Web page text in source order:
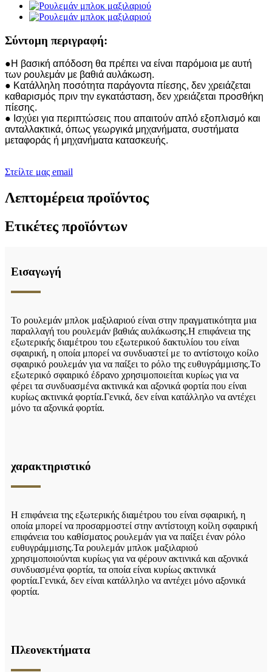
Σύντομη περιγραφή:
●Η βασική απόδοση θα πρέπει να είναι παρόμοια με αυτή
των ρουλεμάν με βαθιά αυλάκωση.
● Κατάλληλη ποσότητα παράγοντα πίεσης, δεν χρειάζεται
καθαρισμός πριν την εγκατάσταση, δεν χρειάζεται προσθήκη
πίεσης.
● Ισχύει για περιπτώσεις που απαιτούν απλό εξοπλισμό και
ανταλλακτικά, όπως γεωργικά μηχανήματα, συστήματα
μεταφοράς ή μηχανήματα κατασκευής.
Στείλτε μας email
Λεπτομέρεια προϊόντος
Ετικέτες προϊόντων
Εισαγωγή
Το ρουλεμάν μπλοκ μαξιλαριού είναι στην πραγματικότητα μια
παραλλαγή του ρουλεμάν βαθιάς αυλάκωσης.Η επιφάνεια της
εξωτερικής διαμέτρου του εξωτερικού δακτυλίου του είναι
σφαιρική, η οποία μπορεί να συνδυαστεί με το αντίστοιχο κοίλο
σφαιρικό ρουλεμάν για να παίξει το ρόλο της ευθυγράμμισης.Το
εξωτερικό σφαιρικό έδρανο χρησιμοποιείται κυρίως για να
φέρει τα συνδυασμένα ακτινικά και αξονικά φορτία που είναι
κυρίως ακτινικά φορτία.Γενικά, δεν είναι κατάλληλο να αντέχει
μόνο τα αξονικά φορτία.
χαρακτηριστικό
Η επιφάνεια της εξωτερικής διαμέτρου του είναι σφαιρική, η
οποία μπορεί να προσαρμοστεί στην αντίστοιχη κοίλη σφαιρική
επιφάνεια του καθίσματος ρουλεμάν για να παίξει έναν ρόλο
ευθυγράμμισης.Τα ρουλεμάν μπλοκ μαξιλαριού
χρησιμοποιούνται κυρίως για να φέρουν ακτινικά και αξονικά
συνδυασμένα φορτία, τα οποία είναι κυρίως ακτινικά
φορτία.Γενικά, δεν είναι κατάλληλο να αντέχει μόνο αξονικά
φορτία.
Πλεονεκτήματα